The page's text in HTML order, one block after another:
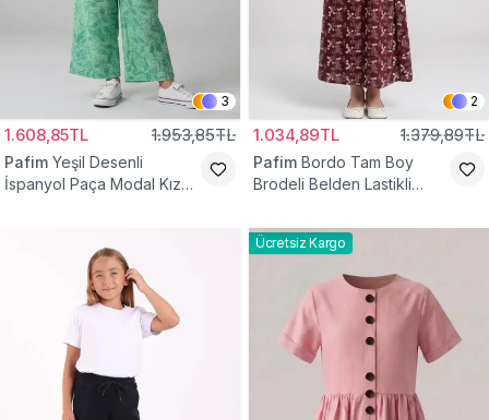
3
1.608,85TL 1.953,85TL
Pafim Yeşil Desenli
İspanyol Paça Modal Kız
2
1.034,89TL 1.379,89TL
Pafim Bordo Tam Boy
Brodeli Belden Lastikli
Ücretsiz Kargo